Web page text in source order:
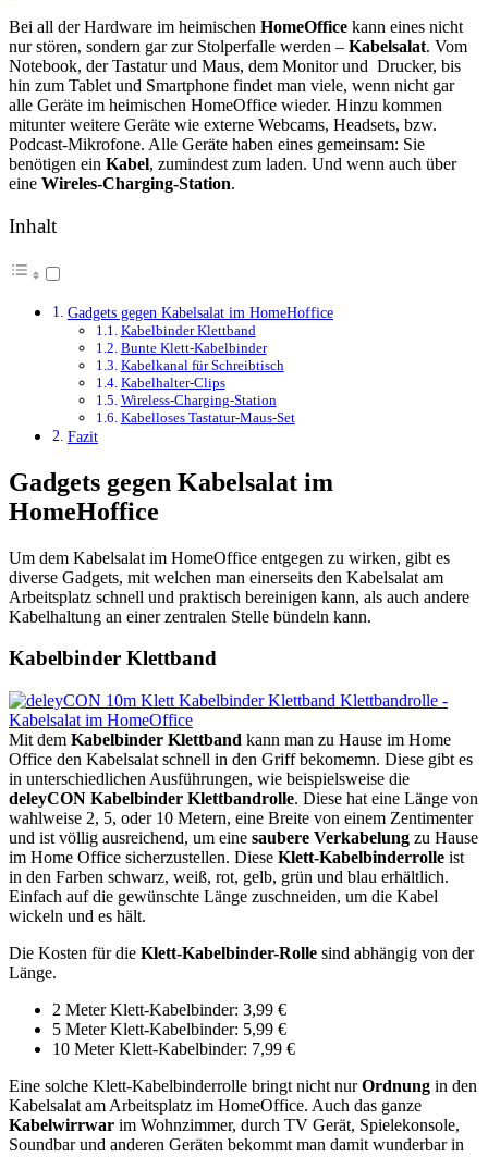
Bei all der Hardware im heimischen HomeOffice kann eines nicht
nur stören, sondern gar zur Stolperfalle werden – Kabelsalat. Vom
Notebook, der Tastatur und Maus, dem Monitor und Drucker, bis
hin zum Tablet und Smartphone findet man viele, wenn nicht gar
alle Geräte im heimischen HomeOffice wieder. Hinzu kommen
mitunter weitere Geräte wie externe Webcams, Headsets, bzw.
Podcast-Mikrofone. Alle Geräte haben eines gemeinsam: Sie
benötigen ein Kabel, zumindest zum laden. Und wenn auch über
eine Wireles-Charging-Station.
Inhalt
Gadgets gegen Kabelsalat im HomeHoffice
Kabelbinder Klettband
Bunte Klett-Kabelbinder
Kabelkanal für Schreibtisch
Kabelhalter-Clips
Wireless-Charging-Station
Kabelloses Tastatur-Maus-Set
Fazit
Gadgets gegen Kabelsalat im
HomeHoffice
Um dem Kabelsalat im HomeOffice entgegen zu wirken, gibt es
diverse Gadgets, mit welchen man einerseits den Kabelsalat am
Arbeitsplatz schnell und praktisch bereinigen kann, als auch andere
Kabelhaltung an einer zentralen Stelle bündeln kann.
Kabelbinder Klettband
Mit dem Kabelbinder Klettband kann man zu Hause im Home
Office den Kabelsalat schnell in den Griff bekomemn. Diese gibt es
in unterschiedlichen Ausführungen, wie beispielsweise die
deleyCON Kabelbinder Klettbandrolle. Diese hat eine Länge von
wahlweise 2, 5, oder 10 Metern, eine Breite von einem Zentimenter
und ist völlig ausreichend, um eine saubere Verkabelung zu Hause
im Home Office sicherzustellen. Diese Klett-Kabelbinderrolle ist
in den Farben schwarz, weiß, rot, gelb, grün und blau erhältlich.
Einfach auf die gewünschte Länge zuschneiden, um die Kabel
wickeln und es hält.
Die Kosten für die Klett-Kabelbinder-Rolle sind abhängig von der
Länge.
2 Meter Klett-Kabelbinder: 3,99 €
5 Meter Klett-Kabelbinder: 5,99 €
10 Meter Klett-Kabelbinder: 7,99 €
Eine solche Klett-Kabelbinderrolle bringt nicht nurOrdnung in den
Kabelsalat am Arbeitsplatz im HomeOffice. Auch das ganze
Kabelwirrwar im Wohnzimmer, durch TV Gerät, Spielekonsole,
Soundbar und anderen Geräten bekommt man damit wunderbar in